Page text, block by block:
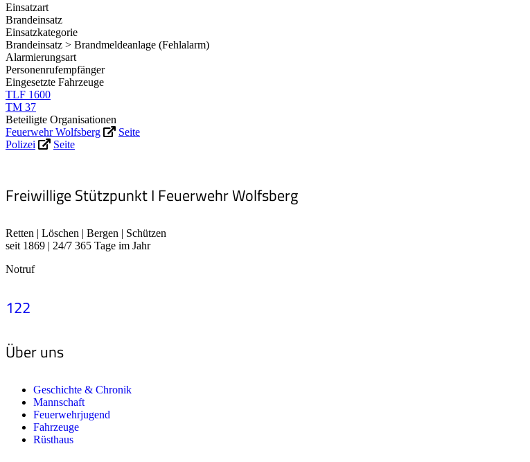
Einsatzart
Brandeinsatz
Einsatzkategorie
Brandeinsatz > Brandmeldeanlage (Fehlalarm)
Alarmierungsart
Personenrufempfänger
Eingesetzte Fahrzeuge
TLF 1600
TM 37
Beteiligte Organisationen
Feuerwehr Wolfsberg
Seite
Polizei
Seite
Freiwillige Stützpunkt I Feuerwehr Wolfsberg
Retten | Löschen | Bergen | Schützen
seit 1869 | 24/7 365 Tage im Jahr
Notruf
122
Über uns
Geschichte & Chronik
Mannschaft
Feuerwehrjugend
Fahrzeuge
Rüsthaus